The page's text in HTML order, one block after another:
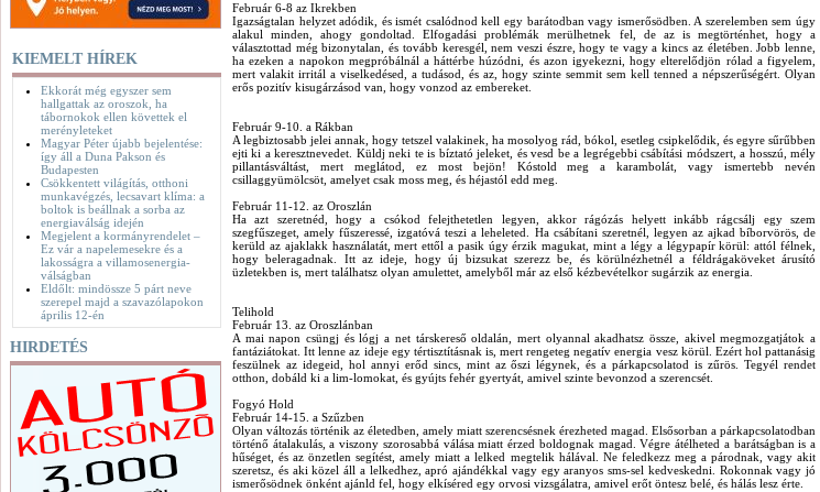
KIEMELT HÍREK
Ekkorát még egyszer sem
hallgattak az oroszok, ha
tábornokok ellen követtek el
merényleteket
Magyar Péter újabb bejelentése:
így áll a Duna Pakson és
Budapesten
Csökkentett világítás, otthoni
munkavégzés, lecsavart klíma: a
boltok is beállnak a sorba az
energiaválság idején
Megjelent a kormányrendelet –
Ez vár a napelemesekre és a
lakosságra a villamosenergia-
válságban
Eldőlt: mindössze 5 párt neve
szerepel majd a szavazólapokon
április 12-én
HIRDETÉS
Február 6-8 az Ikrekben
Igazságtalan helyzet adódik, és ismét csalódnod kell egy barátodban vagy ismerősödben. A szerelemben sem úgy
alakul minden, ahogy gondoltad. Elfogadási problémák merülhetnek fel, de az is megtörténhet, hogy a
választottad még bizonytalan, és tovább keresgél, nem veszi észre, hogy te vagy a kincs az életében. Jobb lenne,
ha ezeken a napokon megpróbálnál a háttérbe húzódni, és azon igyekezni, hogy elterelődjön rólad a figyelem,
mert valakit irritál a viselkedésed, a tudásod, és az, hogy szinte semmit sem kell tenned a népszerűségért. Olyan
erős pozitív kisugárzásod van, hogy vonzod az embereket.
Február 9-10. a Rákban
A legbiztosabb jelei annak, hogy tetszel valakinek, ha mosolyog rád, bókol, esetleg csipkelődik, és egyre sűrűbben
ejti ki a keresztnevedet. Küldj neki te is bíztató jeleket, és vesd be a legrégebbi csábítási módszert, a hosszú, mély
pillantásváltást, mert meglátod, ez most bejön! Kóstold meg a karambolát, vagy ismertebb nevén
csillaggyümölcsöt, amelyet csak moss meg, és héjastól edd meg.
Február 11-12. az Oroszlán
Ha azt szeretnéd, hogy a csókod felejthetetlen legyen, akkor rágózás helyett inkább rágcsálj egy szem
szegfűszeget, amely fűszeressé, izgatóvá teszi a leheleted. Ha csábítani szeretnél, legyen az ajkad bíborvörös, de
kerüld az ajaklakk használatát, mert ettől a pasik úgy érzik magukat, mint a légy a légypapír körül: attól félnek,
hogy beleragadnak. Itt az ideje, hogy új bizsukat szerezz be, és körülnézhetnél a féldrágaköveket árusító
üzletekben is, mert találhatsz olyan amulettet, amelyből már az első kézbevételkor sugárzik az energia.
Telihold
Február 13. az Oroszlánban
A mai napon csüngj és lógj a net társkereső oldalán, mert olyannal akadhatsz össze, akivel megmozgatjátok a
fantáziátokat. Itt lenne az ideje egy tértisztításnak is, mert rengeteg negatív energia vesz körül. Ezért hol pattanásig
feszülnek az idegeid, hol annyi erőd sincs, mint az őszi légynek, és a párkapcsolatod is zűrös. Tegyél rendet
otthon, dobáld ki a lim-lomokat, és gyújts fehér gyertyát, amivel szinte bevonzod a szerencsét.
Fogyó Hold
Február 14-15. a Szűzben
Olyan változás történik az életedben, amely miatt szerencsésnek érezheted magad. Elsősorban a párkapcsolatodban
történő átalakulás, a viszony szorosabbá válása miatt érzed boldognak magad. Végre átélheted a barátságban is a
hűséget, és az önzetlen segítést, amely miatt a lelked megtelik hálával. Ne feledkezz meg a párodnak, vagy akit
szeretsz, és aki közel áll a lelkedhez, apró ajándékkal vagy egy aranyos sms-sel kedveskedni. Rokonnak vagy jó
ismerősödnek önként ajánld fel, hogy elkíséred egy orvosi vizsgálatra, amivel erőt öntesz belé, és hálás lesz érte.